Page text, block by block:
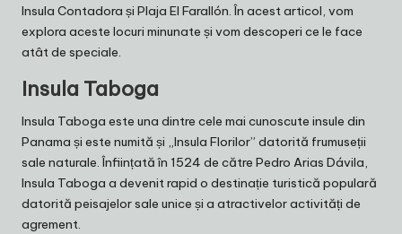
Insula Contadora și Plaja El Farallón. În acest articol, vom
explora aceste locuri minunate și vom descoperi ce le face
atât de speciale.
Insula Taboga
Insula Taboga este una dintre cele mai cunoscute insule din
Panama și este numită și „Insula Florilor” datorită frumuseții
sale naturale. Înființată în 1524 de către Pedro Arias Dávila,
Insula Taboga a devenit rapid o destinație turistică populară
datorită peisajelor sale unice și a atractivelor activități de
agrement.